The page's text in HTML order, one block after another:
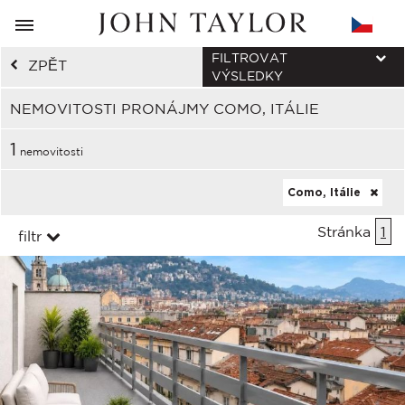
ZPĚT
NEMOVITOSTI PRONÁJMY COMO, ITÁLIE
FILTROVAT
VÝSLEDKY
1 nemovitosti
Como, Itálie
filtr Stránka 1